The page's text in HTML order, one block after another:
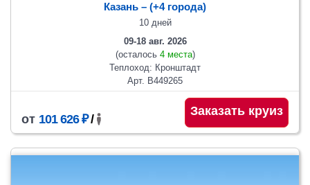
Казань – (+4 города)
10 дней
09-18 авг. 2026
(осталось 4 места)
Теплоход: Кронштадт
Арт. В449265
от 101 626 ₽/
Заказать круиз